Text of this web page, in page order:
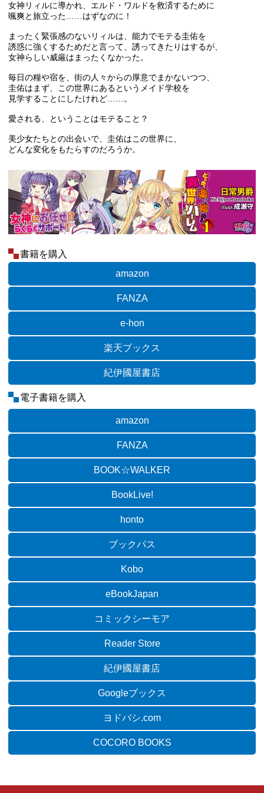
女神リィルに導かれ、エルド・ワルドを救済するために
颯爽と旅立った……はずなのに！
まったく緊張感のないリィルは、能力でモテる圭佑を
誘惑に強くするためだと言って、誘ってきたりはするが、
女神らしい威厳はまったくなかった。
毎日の糧や宿を、街の人々からの厚意でまかないつつ、
圭佑はまず、この世界にあるというメイド学校を
見学することにしたけれど……。
愛される、ということはモテること？
美少女たちとの出会いで、圭佑はこの世界に、
どんな変化をもたらすのだろうか。
書籍を購入
amazon
FANZA
e-hon
楽天ブックス
紀伊國屋書店
電子書籍を購入
amazon
FANZA
BOOK☆WALKER
BookLive!
honto
ブックパス
Kobo
eBookJapan
コミックシーモア
Reader Store
紀伊國屋書店
Googleブックス
ヨドバシ.com
COCORO BOOKS